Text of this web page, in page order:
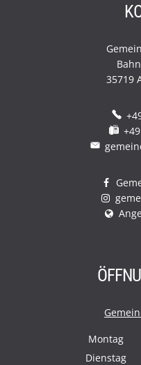
35719
Montag
Dienstag